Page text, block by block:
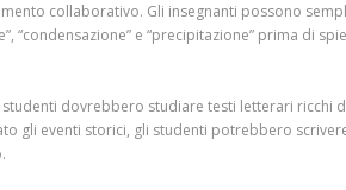
collaborativo. Gli insegnanti possono
e “precipitazione” prima di
dovrebbero studiare testi letterari ricchi
gli eventi storici, gli studenti potrebbero